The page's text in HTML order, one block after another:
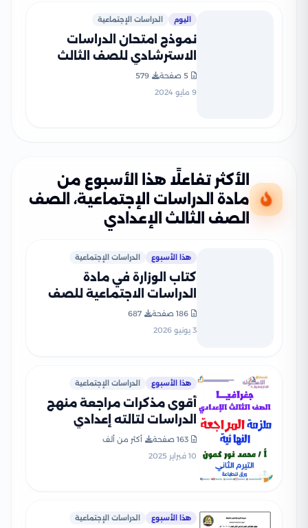
اليوم الدراسات الإجتماعية
نموذج امتحان الدراسات
الاسترشادي للصف الثالث
الإعدادي الفصل الدراسي
الثاني بمحافظة الدقهلية
5 صفحة
579
9 مايو 2024
الأكثر تفاعلًا هذا الأسبوع من
مادة الدراسات الإجتماعية، الصف
الصف الثالث الإعدادي
هذا الأسبوع الدراسات الإجتماعية
كتاب الوزارة في مادة
الدراسات الاجتماعية للصف
PDF
186 صفحة
687
3 يونيو 2026
هذا الأسبوع الدراسات الإجتماعية
أقوى مذكرات مراجعة منهج
الدراسات لتالته إعدادي
الفصل الدراسي الثاني PDF
163 صفحة
أكثر من ألف
10 فبراير 2025
هذا الأسبوع الدراسات الإجتماعية